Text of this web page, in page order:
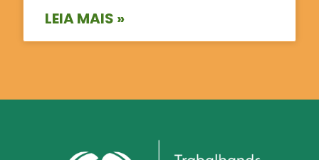
LEIA MAIS »